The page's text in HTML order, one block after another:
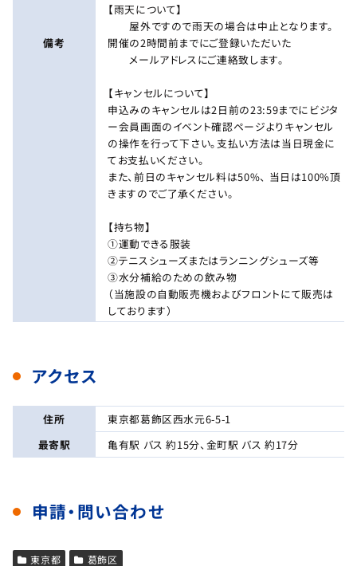
備考
【雨天について】
屋外ですので雨天の場合は中止となります。
開催の2時間前までにご登録いただいた
メールアドレスにご連絡致します。
【キャンセルについて】
申込みのキャンセルは2日前の23:59までにビジタ
ー会員画面のイベント確認ページよりキャンセル
の操作を行って下さい。支払い方法は当日現金に
てお支払いください。
また、前日のキャンセル料は50%、 当日は100%頂
きますのでご了承ください。
【持ち物】
①運動できる服装
②テニスシューズまたはランニングシューズ等
③水分補給のための飲み物
（当施設の自動販売機およびフロントにて販売は
しております）
アクセス
住所
東京都葛飾区西水元6-5-1
最寄駅
亀有駅 バス 約15分、金町駅 バス 約17分
申請・問い合わせ
東京都 葛飾区